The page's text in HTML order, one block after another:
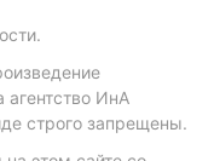
ИнА
строго запрещены.